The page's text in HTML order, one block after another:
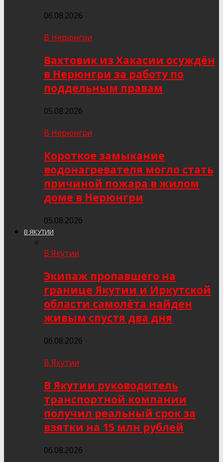
06.08.2026
В Нерюнгри
Вахтовик из Хакасии осуждён
в Нерюнгри за работу по
поддельным правам
05.08.2026
В Нерюнгри
Короткое замыкание
водонагревателя могло стать
причиной пожара в жилом
доме в Нерюнгри
05.08.2026
В ЯКУТИИ
В Якутии
Экипаж пропавшего на
границе Якутии и Иркутской
области самолёта найден
живым спустя два дня
06.08.2026
В Якутии
В Якутии руководитель
транспортной компании
получил реальный срок за
взятки на 15 млн рублей
06.08.2026